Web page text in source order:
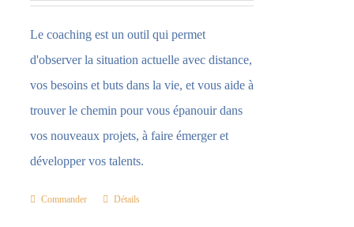
Le coaching est un outil qui permet
d'observer la situation actuelle avec distance,
vos besoins et buts dans la vie, et vous aide à
trouver le chemin pour vous épanouir dans
vos nouveaux projets, à faire émerger et
développer vos talents.
Commander Détails